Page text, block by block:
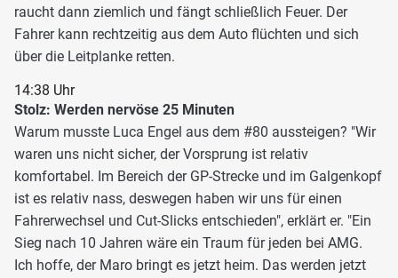
raucht dann ziemlich und fängt schließlich Feuer. Der
Fahrer kann rechtzeitig aus dem Auto flüchten und sich
über die Leitplanke retten.
14:38 Uhr
Stolz: Werden nervöse 25 Minuten
Warum musste Luca Engel aus dem #80 aussteigen? "Wir
waren uns nicht sicher, der Vorsprung ist relativ
komfortabel. Im Bereich der GP-Strecke und im Galgenkopf
ist es relativ nass, deswegen haben wir uns für einen
Fahrerwechsel und Cut-Slicks entschieden", erklärt er. "Ein
Sieg nach 10 Jahren wäre ein Traum für jeden bei AMG.
Ich hoffe, der Maro bringt es jetzt heim. Das werden jetzt